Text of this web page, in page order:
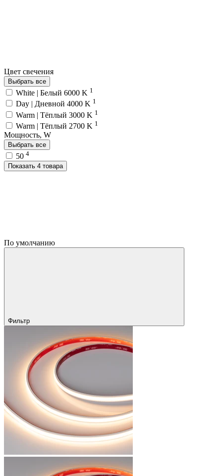
Цвет свечения
Выбрать все
White | Белый 6000 K 1
Day | Дневной 4000 K 1
Warm | Тёплый 3000 K 1
Warm | Тёплый 2700 K 1
Мощность, W
Выбрать все
50 4
Показать 4 товара
По умолчанию
Фильтр